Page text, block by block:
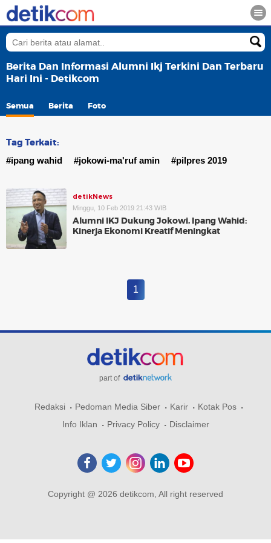
Berita Dan Informasi Alumni Ikj Terkini Dan Terbaru
Hari Ini - Detikcom
Semua Berita Foto
Tag Terkait:
#ipang wahid #jokowi-ma'ruf amin #pilpres 2019
detikNews
Minggu, 10 Feb 2019 21:43 WIB
Alumni IKJ Dukung Jokowi, Ipang Wahid:
Kinerja Ekonomi Kreatif Meningkat
1
part of
Redaksi Pedoman Media Siber Karir
Kotak Pos
Info Iklan
Privacy Policy Disclaimer
Copyright @ 2026 detikcom, All right reserved